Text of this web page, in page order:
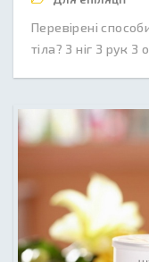
Перевірені
тіла? З ніг З рук З